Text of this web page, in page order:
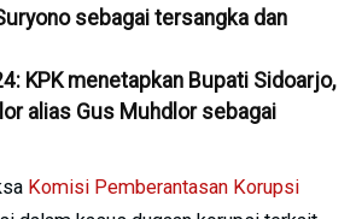
sebagai tersangka dan
KPK menetapkan Bupati Sidoarjo,
alias Gus Muhdlor sebagai
Komisi Pemberantasan Korupsi